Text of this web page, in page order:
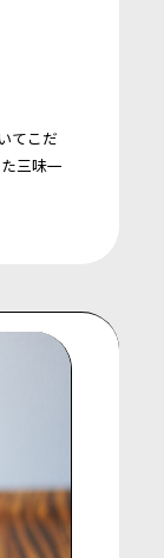
てこだ
三味一